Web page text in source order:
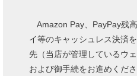
Amazon Pay、PayPay残
イ等のキャッシュレス決済
先（当店が管理しているウ
および御手続をお進めくださ